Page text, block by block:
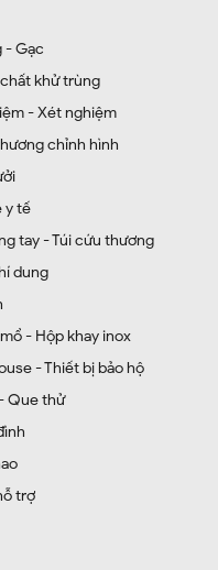
- Gạc
khử trùng
- Xét nghiệm
chỉnh hình
y tế
tay - Túi cứu thương
dung
- Hộp khay inox
- Thiết bị bảo hộ
Que thử
trợ